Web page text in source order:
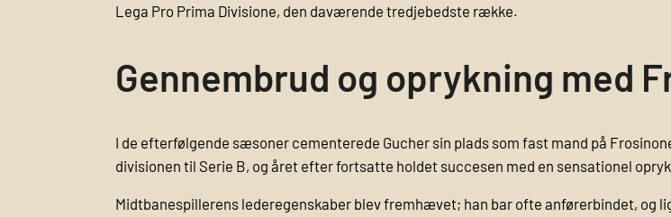
Lega Pro Prima Divisione, den daværende tredje­bedste række.
Gennembrud og oprykning med
I de efterfølgende sæsoner cementerede Gucher sin plads som fast mand på
divisionen til Serie B, og året efter fortsatte holdet succesen med en sensationel
Midtbanespillerens lederegenskaber blev fremhævet; han bar ofte anførerbindet, og